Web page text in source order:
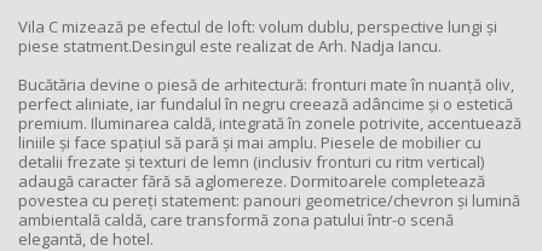
Vila C mizează pe efectul de loft: volum dublu, perspective lungi și
piese statment.Desingul este realizat de Arh. Nadja Iancu.
Bucătăria devine o piesă de arhitectură: fronturi mate în nuanță oliv,
perfect aliniate, iar fundalul în negru creează adâncime și o estetică
premium. Iluminarea caldă, integrată în zonele potrivite, accentuează
liniile și face spațiul să pară și mai amplu. Piesele de mobilier cu
detalii frezate și texturi de lemn (inclusiv fronturi cu ritm vertical)
adaugă caracter fără să aglomereze. Dormitoarele completează
povestea cu pereți statement: panouri geometrice/chevron și lumină
ambientală caldă, care transformă zona patului într-o scenă
elegantă, de hotel.